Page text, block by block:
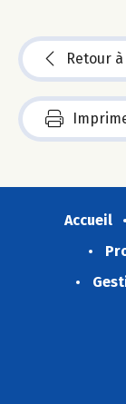
Retour
Accueil